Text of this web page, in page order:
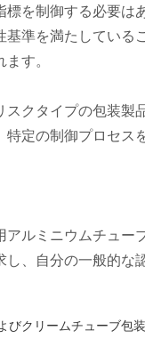
を制御する必要は
基準を満たしてい
す。
スクタイプの包装製
定の制御プロセス
アルミニウムチュ
し、自分の一般的な
びクリームチューブ包